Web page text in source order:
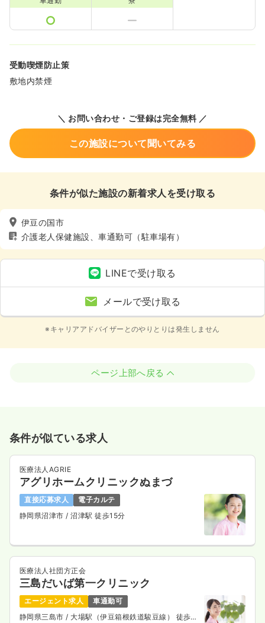
受動喫煙防止策
敷地内禁煙
＼ お問い合わせ・ご登録は完全無料 ／
この施設について聞いてみる
条件が似た施設の新着求人を受け取る
伊豆の国市
介護老人保健施設、車通勤可（駐車場有）
LINEで受け取る
メールで受け取る
※キャリアアドバイザーとのやりとりは発生しません
ページ上部へ戻る
条件が似ている求人
医療法人AGRIE
アグリホームクリニックぬまづ
直接応募求人
電子カルテ
静岡県沼津市 / 沼津駅 徒歩15分
医療法人社団方正会
三島だいば第一クリニック
エージェント求人
車通勤可
静岡県三島市 / 大場駅（伊豆箱根鉄道駿豆線） 徒歩